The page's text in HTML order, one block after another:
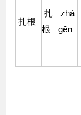
扎根
扎
根
zhá
gēn